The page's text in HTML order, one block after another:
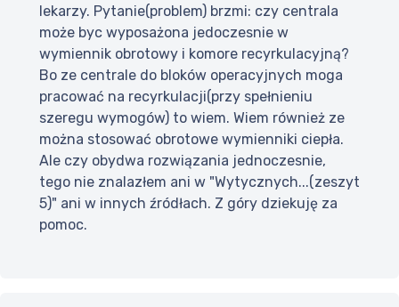
lekarzy. Pytanie(problem) brzmi: czy centrala
może byc wyposażona jedoczesnie w
wymiennik obrotowy i komore recyrkulacyjną?
Bo ze centrale do bloków operacyjnych moga
pracować na recyrkulacji(przy spełnieniu
szeregu wymogów) to wiem. Wiem również ze
można stosować obrotowe wymienniki ciepła.
Ale czy obydwa rozwiązania jednoczesnie,
tego nie znalazłem ani w "Wytycznych...(zeszyt
5)" ani w innych źródłach. Z góry dziekuję za
pomoc.